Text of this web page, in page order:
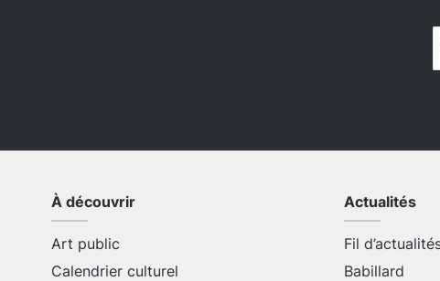
À découvrir
Art public
Calendrier culturel
Actualités
Fil
Babillard